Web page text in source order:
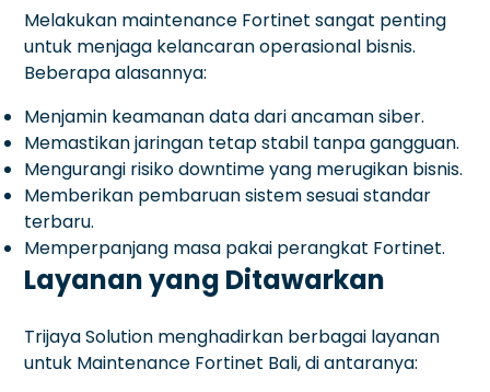
Melakukan maintenance Fortinet sangat penting
untuk menjaga kelancaran operasional bisnis.
Beberapa alasannya:
Menjamin keamanan data dari ancaman siber.
Memastikan jaringan tetap stabil tanpa gangguan.
Mengurangi risiko downtime yang merugikan bisnis.
Memberikan pembaruan sistem sesuai standar
terbaru.
Memperpanjang masa pakai perangkat Fortinet.
Layanan yang Ditawarkan
Trijaya Solution menghadirkan berbagai layanan
untuk Maintenance Fortinet Bali, di antaranya: